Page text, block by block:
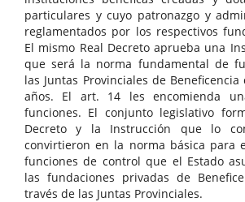
particulares y cuyo patronazgo y
reglamentados por los respectivos
El mismo Real Decreto aprueba una
que será la norma fundamental de
las Juntas Provinciales de
años. El art. 14 les encomienda
funciones. El conjunto legislativo
Decreto y la Instrucción que lo
convirtieron en la norma básica para
funciones de control que el Estado
las fundaciones privadas de
través de las Juntas Provinciales.